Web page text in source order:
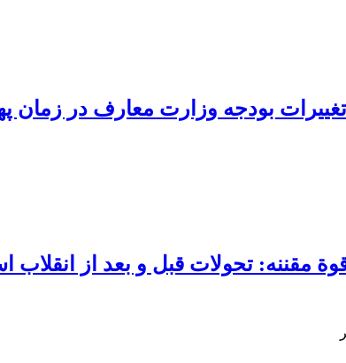
بودجه وزارت معارف در زمان
مقننه: تحولات قبل و بعد از انقلاب